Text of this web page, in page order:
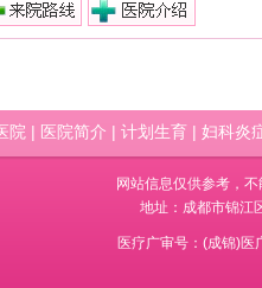
院 | 医院简介 | 计划生育 | 妇科炎
网站信息仅供参考，
地址：成都市锦江
医疗广审号：(成锦)